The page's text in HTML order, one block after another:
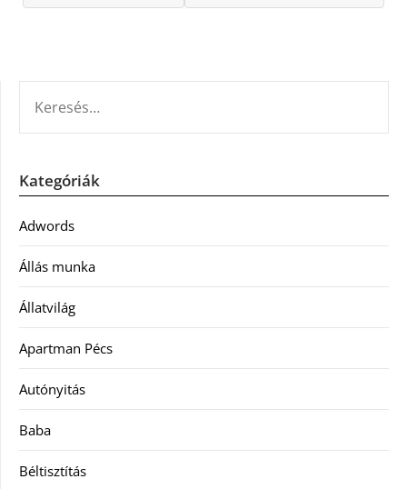
Kategóriák
Adwords
Állás munka
Állatvilág
Apartman Pécs
Autónyitás
Baba
Béltisztítás